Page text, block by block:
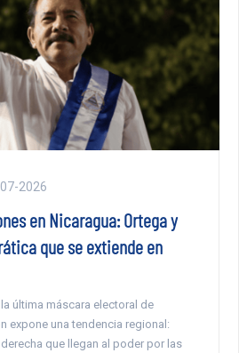
2026
en Nicaragua: Ortega y
que se extiende en
última máscara electoral de
expone una tendencia regional:
que llegan al poder por las